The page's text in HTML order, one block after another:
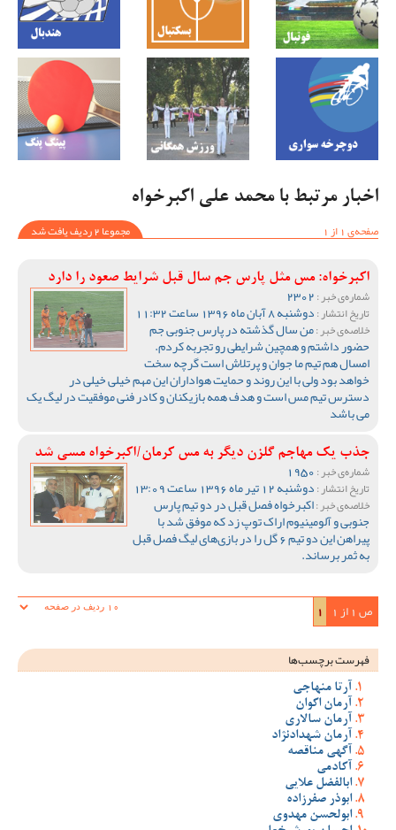
اخبار مرتبط با محمد علی اکبرخواه
صفحه‌ی 1 از 1
مجموعا 2 ردیف یافت شد
اکبرخواه: مس مثل پارس جم سال قبل شرایط صعود را دارد
شماره‌ی خبر :
تاریخ انتشار :دوشنبه 8 آبان ماه 1396 ساعت 11:32
خلاصه‌ی خبر :من سال گذشته در پارس جنوبی جم
حضور داشتم و همچین شرایطی رو تجربه کردم.
امسال هم تیم ما جوان و پرتلاش است گرچه سخت
خواهد بود ولی با این روند و حمایت هواداران این مهم خیلی خیلی در
دسترس تیم مس است و هدف همه بازیکنان و کادر فنی موفقیت در لیگ یک
می باشد
جذب یک مهاجم گلزن دیگر به مس کرمان/اکبرخواه مسی شد
شماره‌ی خبر :
تاریخ انتشار :دوشنبه 12 تیر ماه 1396 ساعت 13:09
خلاصه‌ی خبر :اکبرخواه فصل قبل در دو تیم پارس
جنوبی و آلومینیوم اراک توپ زد که موفق شد با
پیراهن این دو تیم 6 گل را در بازی‌های لیگ فصل قبل
به ثمر برساند.
ص 1 از 1 1
فهرست برچسب‌ها
آرتا منهاجی
آرمان اکوان
آرمان سالاری
آرمان شهدادنژاد
آگهی مناقصه
آکادمی
ابالفضل علایی
ابوذر صفرزاده
ابولحسن مهدوی